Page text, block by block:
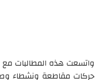
واتسعت هذه المطالبات مع
حركات مقاطعة ونشطاء